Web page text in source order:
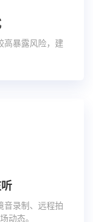
高暴露风险，建
音录制、远程拍
动态。